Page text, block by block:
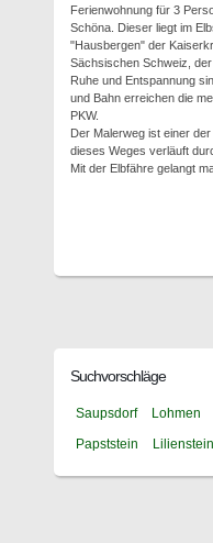
Ferienwohnung für 3
Schöna. Dieser liegt im
"Hausbergen" der
Sächsischen Schweiz,
Ruhe und Entspannung
und Bahn erreichen die
PKW.
Der Malerweg ist einer
dieses Weges verläuft
Mit der Elbfähre gelangt
Suchvorschläge
Saupsdorf Lohmen
Papststein
Lilienstein